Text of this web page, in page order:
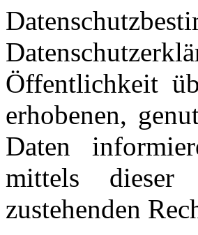
Öffentlichkeit
erhobenen,
Daten
mittels dieser
zustehenden